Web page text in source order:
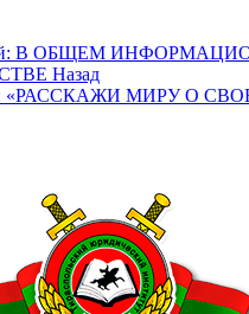
В ОБЩЕМ
Назад
«РАССКАЖИ МИРУ О